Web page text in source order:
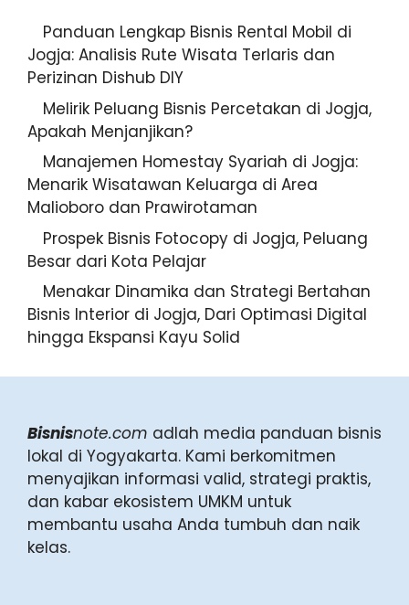
Panduan Lengkap Bisnis Rental Mobil di
Jogja: Analisis Rute Wisata Terlaris dan
Perizinan Dishub DIY
Melirik Peluang Bisnis Percetakan di Jogja,
Apakah Menjanjikan?
Manajemen Homestay Syariah di Jogja:
Menarik Wisatawan Keluarga di Area
Malioboro dan Prawirotaman
Prospek Bisnis Fotocopy di Jogja, Peluang
Besar dari Kota Pelajar
Menakar Dinamika dan Strategi Bertahan
Bisnis Interior di Jogja, Dari Optimasi Digital
hingga Ekspansi Kayu Solid
Bisnisnote.com adlah media panduan bisnis
lokal di Yogyakarta. Kami berkomitmen
menyajikan informasi valid, strategi praktis,
dan kabar ekosistem UMKM untuk
membantu usaha Anda tumbuh dan naik
kelas.